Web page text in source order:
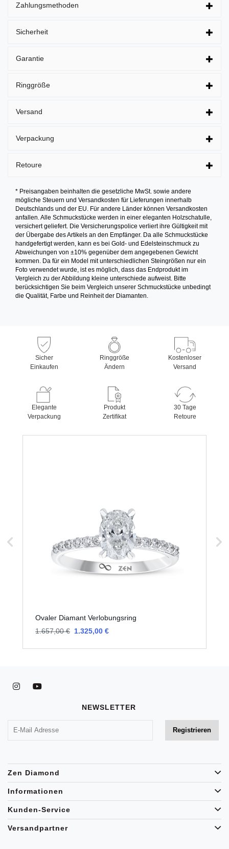
Zahlungsmethoden
Sicherheit
Garantie
Ringgröße
Versand
Verpackung
Retoure
* Preisangaben beinhalten die gesetzliche MwSt. sowie andere
mögliche Steuern und Versandkosten für Lieferungen innerhalb
Deutschlands und der EU. Für andere Länder können Versandkosten
anfallen. Alle Schmuckstücke werden in einer eleganten Holzschatulle,
versichert geliefert. Die Versicherungspolice verliert ihre Gültigkeit mit
der Übergabe des Artikels an den Empfänger. Da alle Schmuckstücke
handgefertigt werden, kann es bei Gold- und Edelsteinschmuck zu
Abweichungen von ±10% gegenüber dem angegebenen Gewicht
kommen. Da für ein Model mit unterschiedlichen Steingrößen nur ein
Foto verwendet wurde, ist es möglich, dass das Endprodukt im
Vergleich zu der Abbildung kleine unterschiede aufweist. Bitte
berücksichtigen Sie beim Vergleich unserer Schmuckstücke unbedingt
die Qualität, Farbe und Reinheit der Diamanten.
Sicher
Einkaufen
Ringgröße
Ändern
Kostenloser
Versand
Elegante
Verpackung
Produkt
Zertifikat
30 Tage
Retoure
Ovaler Diamant Verlobungsring
1.325,00 €
1.657,00 €
NEWSLETTER
Zen Diamond
Informationen
Kunden-Service
Versandpartner